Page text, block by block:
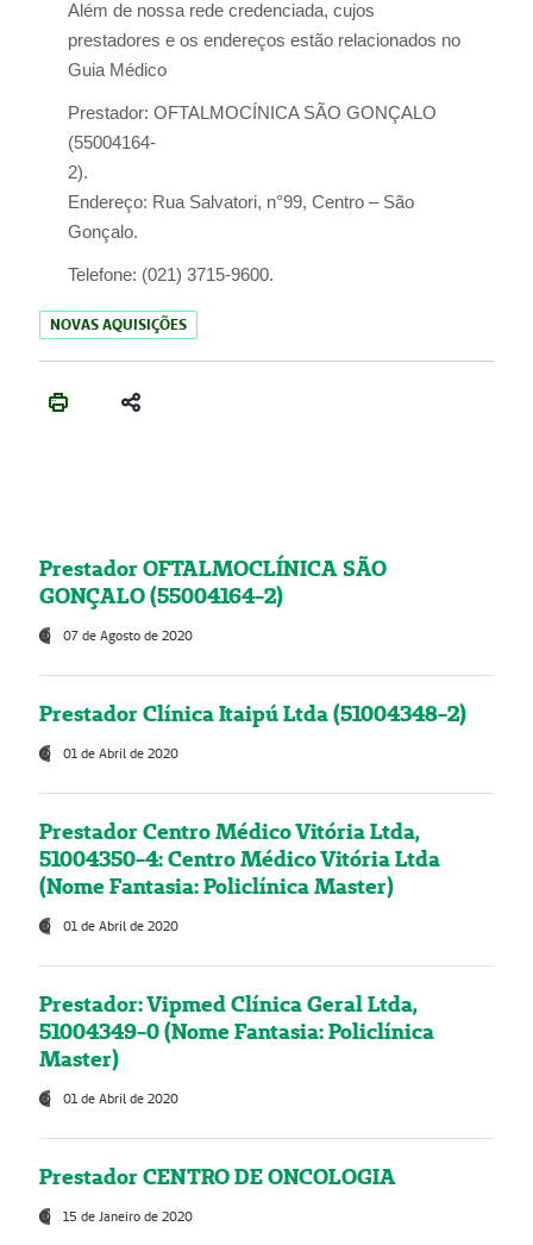
Além de nossa rede credenciada, cujos
prestadores e os endereços estão relacionados no
Guia Médico
Prestador: OFTALMOCÍNICA SÃO GONÇALO
(55004164-
2).
Endereço: Rua Salvatori, n°99, Centro – São
Gonçalo.
Telefone: (021) 3715-9600.
NOVAS AQUISIÇÕES
Prestador OFTALMOCLÍNICA SÃO
GONÇALO (55004164-2)
07 de Agosto de 2020
Prestador Clínica Itaipú Ltda (51004348-2)
01 de Abril de 2020
Prestador Centro Médico Vitória Ltda,
51004350-4: Centro Médico Vitória Ltda
(Nome Fantasia: Policlínica Master)
01 de Abril de 2020
Prestador: Vipmed Clínica Geral Ltda,
51004349-0 (Nome Fantasia: Policlínica
Master)
01 de Abril de 2020
Prestador CENTRO DE ONCOLOGIA
15 de Janeiro de 2020